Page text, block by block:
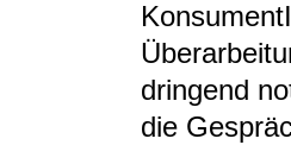
dringend
die